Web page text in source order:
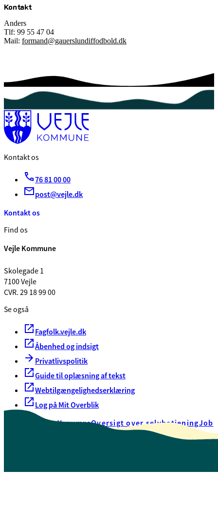
Kontakt
Anders
Tlf: 99 55 47 04
Mail: formand@gauerslundiffodbold.dk
Kontakt os
76 81 00 00
post@vejle.dk
Kontakt os
Find os
Vejle Kommune
Skolegade 1
7100 Vejle
CVR. 29 18 99 00
Se også
Fagfolk.vejle.dk
Åbenhed og indsigt
Privatlivspolitik
Guide til oplæsning af tekst
Webtilgængelighedserklæring
Log på Mit Overblik
EAN-numreOversigt over selvbetjeningJob
Presse